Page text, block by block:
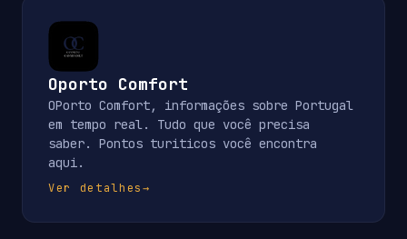
Oporto Comfort
OPorto Comfort, informações sobre Portugal
em tempo real. Tudo que você precisa
saber. Pontos turiticos você encontra
aqui.
Ver detalhes→